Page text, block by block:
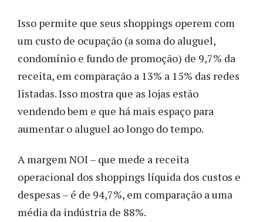
Isso permite que seus shoppings operem com
um custo de ocupação (a soma do aluguel,
condomínio e fundo de promoção) de 9,7% da
receita, em comparação a 13% a 15% das redes
listadas. Isso mostra que as lojas estão
vendendo bem e que há mais espaço para
aumentar o aluguel ao longo do tempo.
A margem NOI – que mede a receita
operacional dos shoppings líquida dos custos e
despesas – é de 94,7%, em comparação a uma
média da indústria de 88%.